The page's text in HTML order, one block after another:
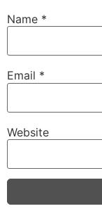
Name *
Email *
Website